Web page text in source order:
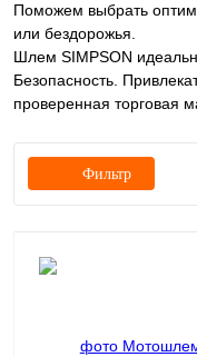
Поможем выбрать
или бездорожья.
Шлем SIMPSON
Безопасность.
проверенная торговая
Фильтр